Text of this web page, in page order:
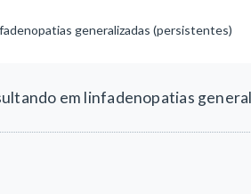
generalizadas (persistentes)
em linfadenopatias